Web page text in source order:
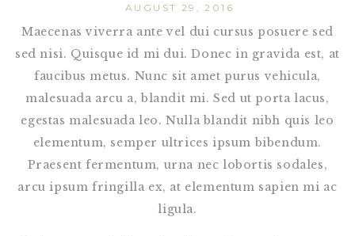
AUGUST 29, 2016
Maecenas viverra ante vel dui cursus posuere sed
sed nisi. Quisque id mi dui. Donec in gravida est, at
faucibus metus. Nunc sit amet purus vehicula,
malesuada arcu a, blandit mi. Sed ut porta lacus,
egestas malesuada leo. Nulla blandit nibh quis leo
elementum, semper ultrices ipsum bibendum.
Praesent fermentum, urna nec lobortis sodales,
arcu ipsum fringilla ex, at elementum sapien mi ac
ligula.